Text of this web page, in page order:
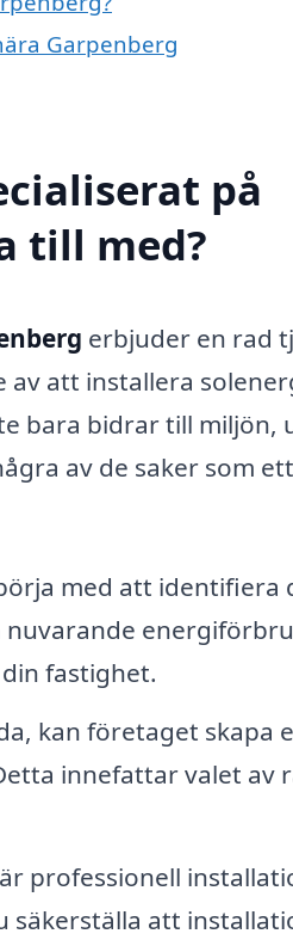
Garpenberg
på
till med?
erbjuder en rad
att installera
bara bidrar till miljön,
av de saker som
med att identifiera
fastighet.
kan företaget skapa
innefattar valet av
professionell
säkerställa att